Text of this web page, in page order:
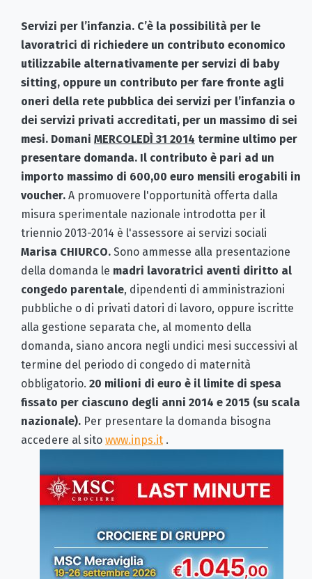
Servizi per l’infanzia. C’è la possibilità per le
lavoratrici di richiedere un contributo economico
utilizzabile alternativamente per servizi di baby
sitting, oppure un contributo per fare fronte agli
oneri della rete pubblica dei servizi per l’infanzia o
dei servizi privati accreditati, per un massimo di sei
mesi. Domani MERCOLEDÌ 31 2014 termine ultimo per
presentare domanda. Il contributo è pari ad un
importo massimo di 600,00 euro mensili erogabili in
voucher. A promuovere l'opportunità offerta dalla
misura sperimentale nazionale introdotta per il
triennio 2013-2014 è l'assessore ai servizi sociali
Marisa CHIURCO. Sono ammesse alla presentazione
della domanda le madri lavoratrici aventi diritto al
congedo parentale, dipendenti di amministrazioni
pubbliche o di privati datori di lavoro, oppure iscritte
alla gestione separata che, al momento della
domanda, siano ancora negli undici mesi successivi al
termine del periodo di congedo di maternità
obbligatorio. 20 milioni di euro è il limite di spesa
fissato per ciascuno degli anni 2014 e 2015 (su scala
nazionale). Per presentare la domanda bisogna
accedere al sito www.inps.it .